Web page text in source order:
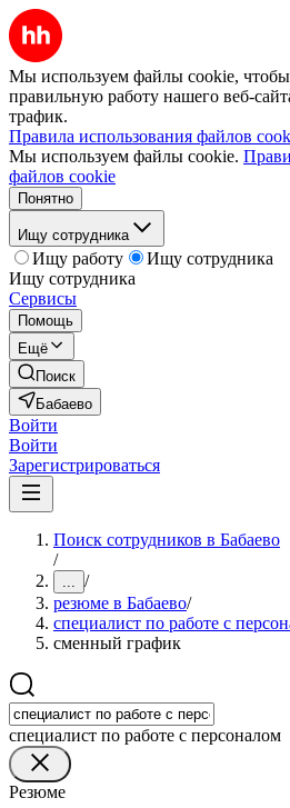
Мы используем файлы cookie, чтобы
правильную работу нашего веб-
трафик.
Правила использования файлов
Мы используем файлы cookie.
файлов cookie
Понятно
Ищу сотрудника
Ищу работу
Ищу сотрудника
Ищу сотрудника
Сервисы
Помощь
Ещё
Поиск
Бабаево
Войти
Войти
Зарегистрироваться
Поиск сотрудников в Бабаево
/
... /
резюме в Бабаево/
специалист по работе с
сменный график
специалист по работе с персоналом
Резюме